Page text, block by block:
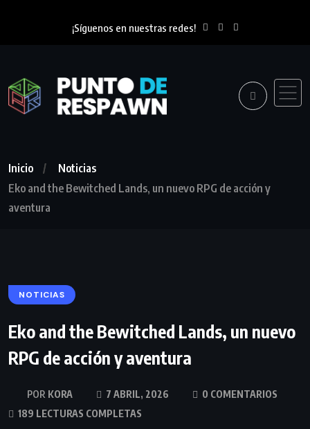
¡Síguenos en nuestras redes!
Inicio
Noticias
Eko and the Bewitched Lands, un nuevo RPG de acción y
aventura
NOTICIAS
Eko and the Bewitched Lands, un nuevo
RPG de acción y aventura
KORA 7 ABRIL, 2026
0 COMENTARIOS
189 LECTURAS COMPLETAS